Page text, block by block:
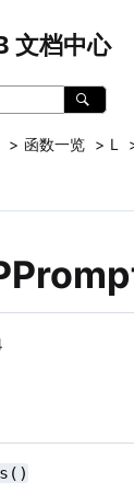
文档中心
函数一览 L